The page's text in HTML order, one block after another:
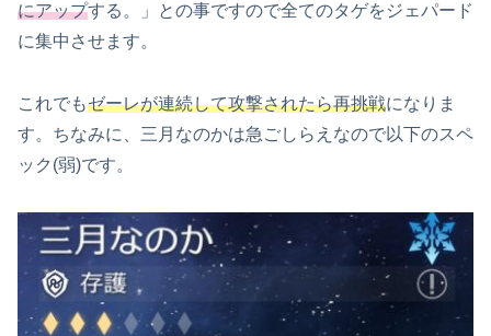
にアップする。」との事ですので全てのタゲをジェパード
に集中させます。
これでもゼーレが連続して攻撃されたら再挑戦になりま
す。ちなみに、三月なのかは急ごしらえなので以下のスペ
ック(弱)です。